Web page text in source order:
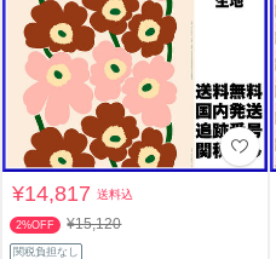
¥14,817送料込
2%OFF ¥15,120
関税負担なし